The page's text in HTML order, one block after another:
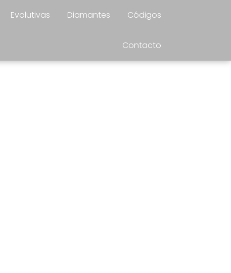
Evolutivas Diamantes Códigos
Contacto